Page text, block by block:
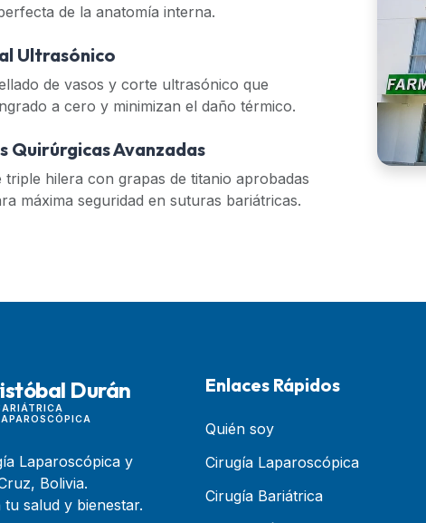
de la anatomía interna.
Ultrasónico
de vasos y corte ultrasónico que
a cero y minimizan el daño térmico.
Quirúrgicas Avanzadas
triple hilera con grapas de titanio aprobadas
máxima seguridad en suturas bariátricas.
Durán
Laparoscópica y
Bolivia.
salud y bienestar.
Enlaces Rápidos
Quién soy
Cirugía Laparoscópica
Cirugía Bariátrica